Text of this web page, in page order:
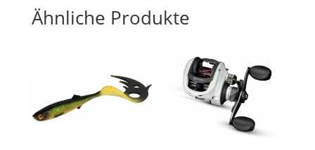
Ähnliche Produkte